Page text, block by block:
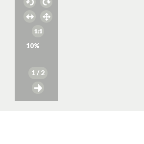
10%
1 / 2